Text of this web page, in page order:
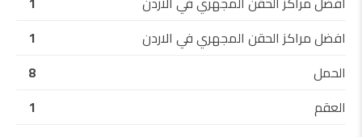
افضل مراكز الحقن المجهري في الاردن
1
الحمل
8
العقم
1